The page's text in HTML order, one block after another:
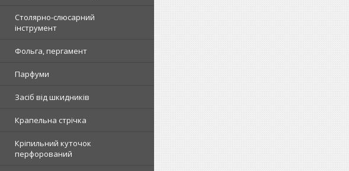
Столярно-слюсарний
інструмент
Фольга, пергамент
Парфуми
Засіб від шкидників
Крапельна стрічка
Кріпильний куточок
перфорований